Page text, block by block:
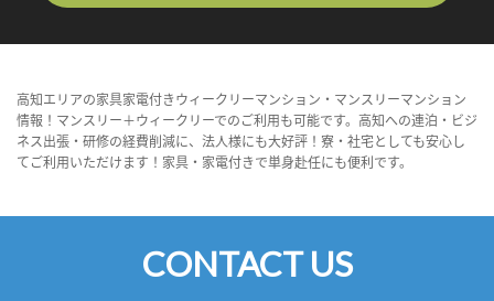
高知エリアの家具家電付きウィークリーマンション・マンスリーマンション
情報！マンスリー＋ウィークリーでのご利用も可能です。高知への連泊・ビジ
ネス出張・研修の経費削減に、法人様にも大好評！寮・社宅としても安心し
てご利用いただけます！家具・家電付きで単身赴任にも便利です。
CONTACT US